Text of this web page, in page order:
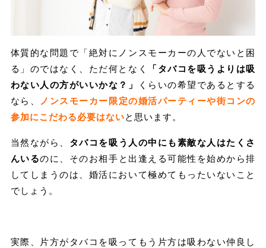
体質的な問題で「絶対にノンスモーカーの人でないと困
る」のではなく、ただ何となく
「タバコを吸うよりは吸
わない人の方がいいかな？」
くらいの希望であるとする
なら、 ノンスモーカー限定の婚活パーティーや街コンの
参加にこだわる必要はないと思います。
当然ながら、 タバコを吸う人の中にも素敵な人はたくさ
んいるのに、そのお相手と出逢える可能性を始めから排
してしまうのは、婚活において極めてもったいないこと
でしょう。
実際、片方がタバコを吸ってもう片方は吸わない仲良し